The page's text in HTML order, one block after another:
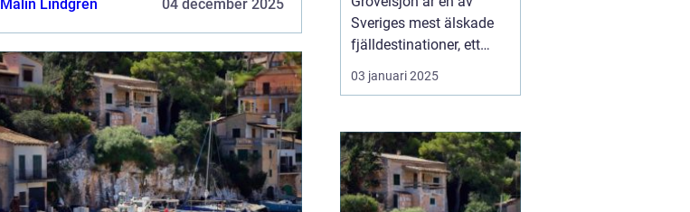
Malin Lindgren 04 december 2025
Sveriges mest älskade
fjälldestinationer, ett
område som lockar
besökare året runt tack
skönhet och sitt breda
utbud av
friluftsaktiviteter. Med
sin rogivande och s...
03 januari 2025